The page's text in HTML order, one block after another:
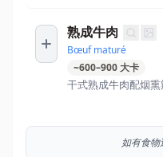
熟成牛肉
Bœuf maturé
~600–900大卡
干式熟成牛肉配烟
如有食